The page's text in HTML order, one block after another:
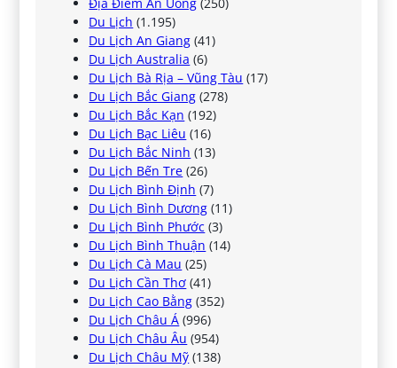
Du Lịch (1.195)
Du Lịch An Giang (41)
Du Lịch Australia (6)
Du Lịch Bà Rịa – Vũng Tàu (17)
Du Lịch Bắc Giang (278)
Du Lịch Bắc Kạn (192)
Du Lịch Bạc Liêu (16)
Du Lịch Bắc Ninh (13)
Du Lịch Bến Tre (26)
Du Lịch Bình Định (7)
Du Lịch Bình Dương (11)
Du Lịch Bình Phước (3)
Du Lịch Bình Thuận (14)
Du Lịch Cà Mau (25)
Du Lịch Cần Thơ (41)
Du Lịch Cao Bằng (352)
Du Lịch Châu Á (996)
Du Lịch Châu Âu (954)
Du Lịch Châu Mỹ (138)